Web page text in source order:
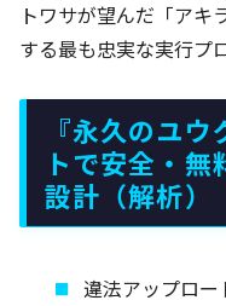
トワサが望んだ「アキ
する最も忠実な実行プ
『永久のユ
トで安全・
設計（解析）
違法アップロ